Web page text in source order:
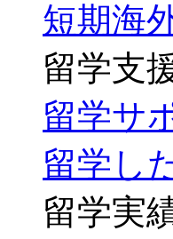
短期海
留学支
留学サ
留学し
留学実